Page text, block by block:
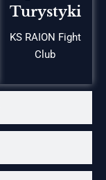
Turystyki
KS RAION Fight
Club